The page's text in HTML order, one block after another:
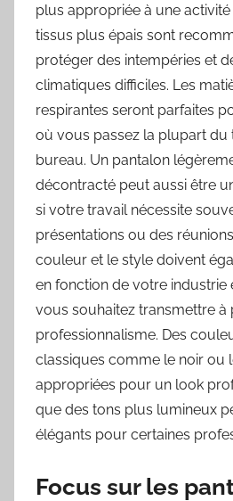
plus appropriée à une
tissus plus épais sont
protéger des intempéries et
climatiques difficiles. Les
respirantes seront parfaites
où vous passez la plupart du
bureau. Un pantalon
décontracté peut aussi être
si votre travail nécessite
présentations ou des
couleur et le style doivent
en fonction de votre industrie
vous souhaitez transmettre
professionnalisme. Des
classiques comme le noir ou
appropriées pour un look
que des tons plus lumineux
élégants pour certaines
Focus sur les